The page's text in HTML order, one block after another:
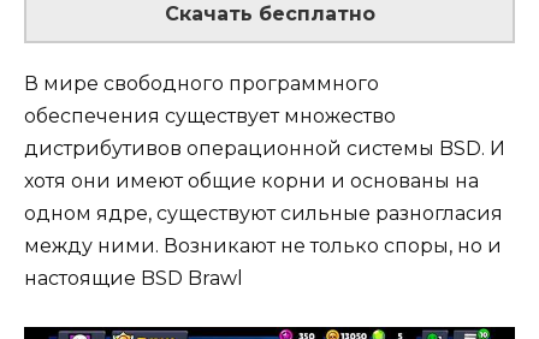
Скачать бесплатно
В мире свободного программного
обеспечения существует множество
дистрибутивов операционной системы BSD. И
хотя они имеют общие корни и основаны на
одном ядре, существуют сильные разногласия
между ними. Возникают не только споры, но и
настоящие BSD Brawl